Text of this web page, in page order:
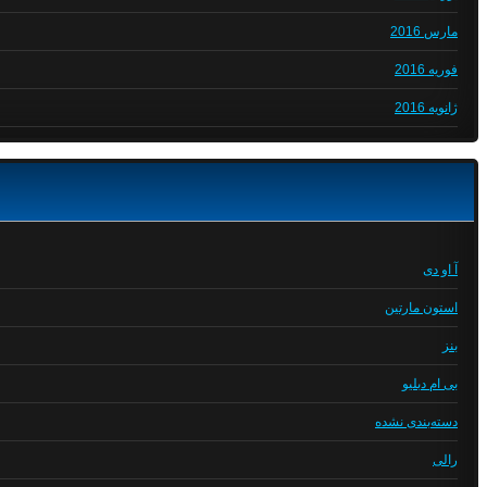
مارس 2016
فوریه 2016
ژانویه 2016
آ او دی
استون مارتین
بنز
بی ام دبلیو
دسته‌بندی نشده
رالی